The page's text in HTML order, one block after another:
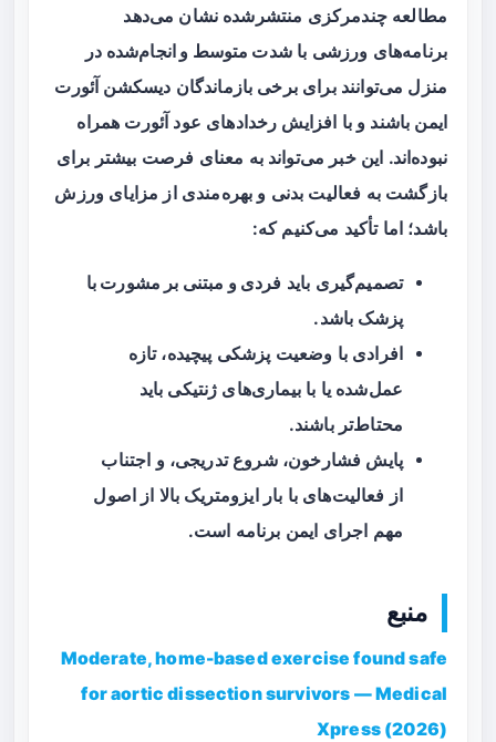
مطالعه چندمرکزی منتشرشده نشان می‌دهد
برنامه‌های ورزشی باشدت متوسط و انجام‌شده در
منزل می‌توانند برای برخی بازماندگان دیسکشن آئورت
ایمن باشند و با افزایش رخدادهای عود آئورت همراه
نبوده‌اند. این خبر می‌تواند به معنای فرصت بیشتر برای
بازگشت به فعالیت بدنی و بهره‌مندی از مزایای ورزش
باشد؛ اما تأکید می‌کنیم که:
تصمیم‌گیری باید فردی و مبتنی بر مشورت با
پزشک باشد.
افرادی با وضعیت پزشکی پیچیده، تازه
عمل‌شده یا با بیماری‌های ژنتیکی باید
محتاط‌تر باشند.
پایش فشارخون، شروع تدریجی، و اجتناب
از فعالیت‌های با بار ایزومتریک بالا از اصول
مهم اجرای ایمن برنامه است.
منبع
Moderate, home-based exercise found safe
for aortic dissection survivors — Medical
Xpress (2026)